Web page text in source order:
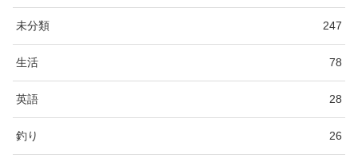
未分類 247
生活 78
英語 28
釣り 26